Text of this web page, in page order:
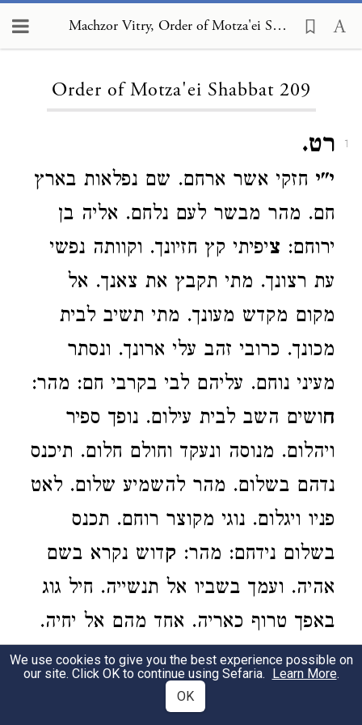
Machzor Vitry, Order of Motza'ei Shabbat 209
Order of Motza'ei Shabbat 209
1 רט.
י"י חזקי אשר ארחם. שם נפלאות בארץ
חם. מהר מבשר לעם נלחם. אליה בן
ירוחם: ציפיתי קץ חזיונך. וקוותה נפשי
עת רצונך. מתי תקבץ את צאנך. אל
מקום מקדש מעונך. מתי תשיב לבית
מכונך. כרובי זהב עלי ארונך. ונסתר
מעיני נוחם. עליהם לבי בקרבי חם: מהר:
חושים השב לבית עילום. נופך ספיר
ויהלום. מנוסה ונעקד וחולם חלום. תיכנס
נדהם בשלום. מהר להשמיע שלום. לאט
פניו ויגלום. נוגי מקוצר רוחם. תכנס
בשלום נידחם: מהר: קדוש נקרא בשם
אהיה. ועמך בשביו אל תנשייה. חיל גוג
באפך טרוף כאריה. אחד מהם אל יחיה.
מקום בל ידעו איה. ושרשם כמק יהיה.
ועל בגדיך יז נצחם. ויעלה כאבק פרחם:
We use cookies to give you the best experience possible on
our site. Click OK to continue using Sefaria. Learn More.
OK